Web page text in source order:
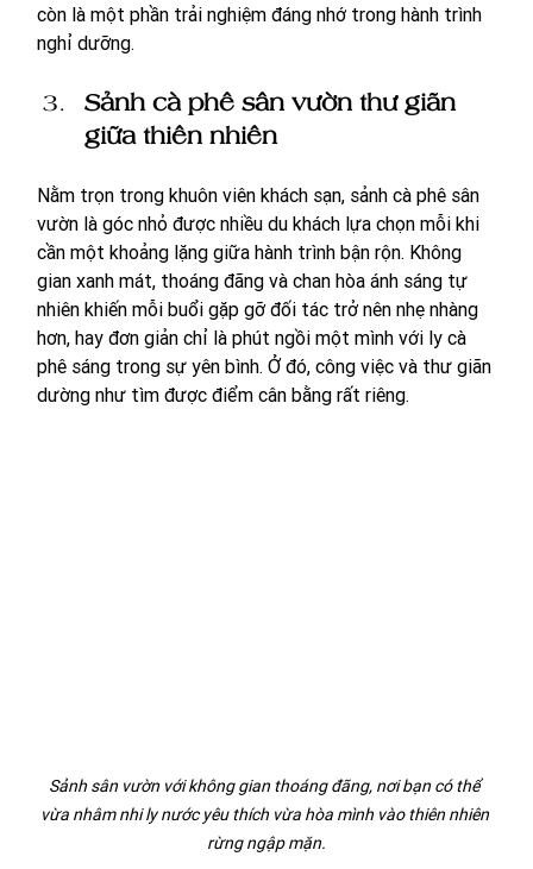
còn là một phần trải nghiệm đáng nhớ trong hành trình
nghỉ dưỡng.
Sảnh cà phê sân vườn thư giãn
giữa thiên nhiên
Nằm trọn trong khuôn viên khách sạn, sảnh cà phê sân
vườn là góc nhỏ được nhiều du khách lựa chọn mỗi khi
cần một khoảng lặng giữa hành trình bận rộn. Không
gian xanh mát, thoáng đãng và chan hòa ánh sáng tự
nhiên khiến mỗi buổi gặp gỡ đối tác trở nên nhẹ nhàng
hơn, hay đơn giản chỉ là phút ngồi một mình với ly cà
phê sáng trong sự yên bình. Ở đó, công việc và thư giãn
dường như tìm được điểm cân bằng rất riêng.
Sảnh sân vườn với không gian thoáng đãng, nơi bạn có thể
vừa nhâm nhi ly nước yêu thích vừa hòa mình vào thiên nhiên
rừng ngập mặn.